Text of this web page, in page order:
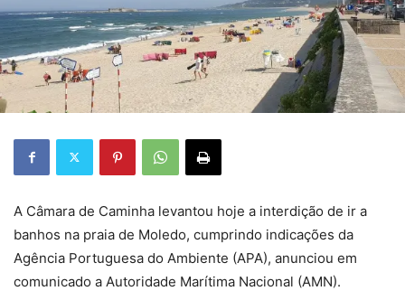
A Câmara de Caminha levantou hoje a interdição de ir a
banhos na praia de Moledo, cumprindo indicações da
Agência Portuguesa do Ambiente (APA), anunciou em
comunicado a Autoridade Marítima Nacional (AMN).